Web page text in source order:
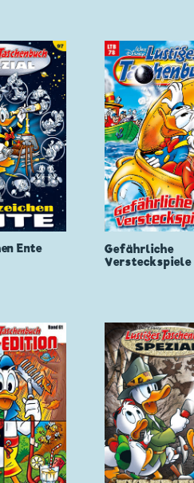
Ente
Gefährliche
Versteckspiele